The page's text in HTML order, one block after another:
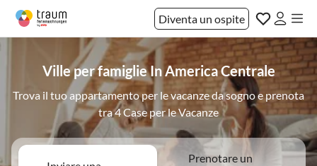
Diventa un ospite
Ville per famiglie In America Centrale
Trova il tuo appartamento per le vacanze da sogno e prenota
tra 4 Case per le Vacanze
Prenotare un